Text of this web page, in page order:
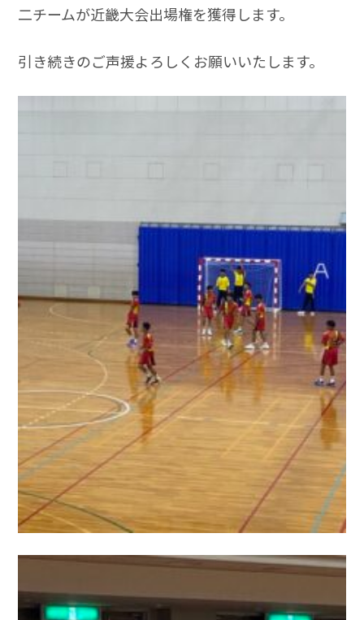
二チームが近畿大会出場権を獲得します。
引き続きのご声援よろしくお願いいたします。